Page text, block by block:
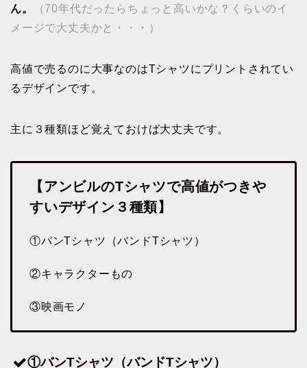
ん。
（70年代だったらちょっと高いかな？くらいのイ
メージで大丈夫かと・・・）
高値で売るのに大事なのはTシャツにプリントされてい
るデザインです。
主に３種類ほど覚えておけば大丈夫です。
【アンビルのTシャツで高値がつきや
すいデザイン３種類】
①バンTシャツ（バンドTシャツ）
②キャラクターもの
③映画モノ
①バンTシャツ（バンドTシャツ）